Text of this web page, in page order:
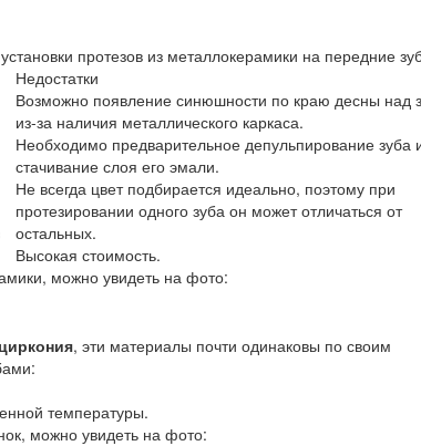
протезов из металлокерамики на передние
Недостатки
Возможно появление синюшности по краю десны над
из-за наличия металлического каркаса.
Необходимо предварительное депульпирование зуба
стачивание слоя его эмали.
Не всегда цвет подбирается идеально, поэтому при
протезировании одного зуба он может отличаться от
остальных.
Высокая стоимость.
можно увидеть на фото:
, эти материалы почти одинаковы по своим
температуры.
можно увидеть на фото: